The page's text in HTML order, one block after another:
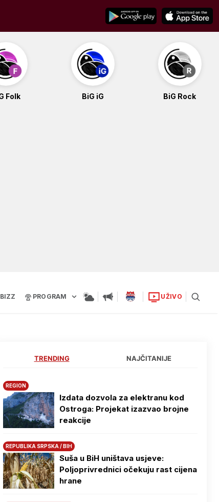
Folk BiG iG BiG Rock
PROGRAM UŽIVO
TRENDING NAJČITANIJE
REGION
Izdata dozvola za elektranu kod
Ostroga: Projekat izazvao brojne
reakcije
REPUBLIKA SRPSKA / BIH
Suša u BiH uništava usjeve:
Poljoprivrednici očekuju rast cijena
hrane